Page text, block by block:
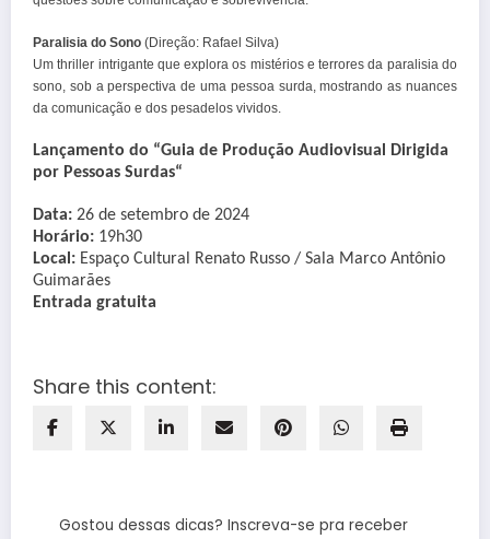
Paralisia do Sono (Direção: Rafael Silva)
Um thriller intrigante que explora os mistérios e terrores da paralisia do
sono, sob a perspectiva de uma pessoa surda, mostrando as nuances
da comunicação e dos pesadelos vividos.
Lançamento do “Guia de Produção Audiovisual Dirigida
por Pessoas Surdas“
Data: 26 de setembro de 2024
Horário: 19h30
Local: Espaço Cultural Renato Russo / Sala Marco Antônio
Guimarães
Entrada gratuita
Share this content:
Gostou dessas dicas? Inscreva-se pra receber